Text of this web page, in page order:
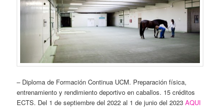
– Diploma de Formación Continua UCM. Preparación física,
entrenamiento y rendimiento deportivo en caballos. 15 créditos
ECTS. Del 1 de septiembre del 2022 al 1 de junio del 2023AQUI